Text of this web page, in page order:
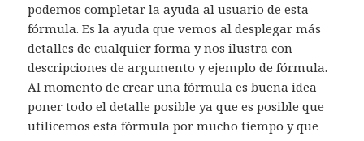
podemos completar la ayuda al usuario de esta
fórmula. Es la ayuda que vemos al desplegar más
detalles de cualquier forma y nos ilustra con
descripciones de argumento y ejemplo de fórmula.
Al momento de crear una fórmula es buena idea
poner todo el detalle posible ya que es posible que
utilicemos esta fórmula por mucho tiempo y que